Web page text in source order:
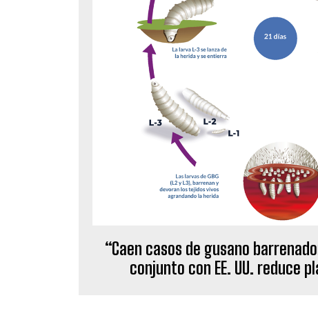
“Caen casos de gusano
conjunto con EE. UU. reduce